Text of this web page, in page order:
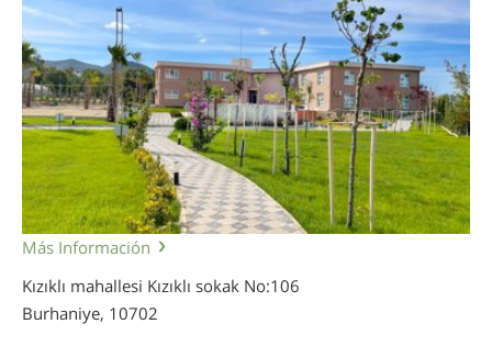
Más Información
Kızıklı mahallesi Kızıklı sokak No:106
Burhaniye, 10702